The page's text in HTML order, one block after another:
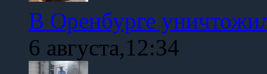
В Оренбурге
6 августа,12:34